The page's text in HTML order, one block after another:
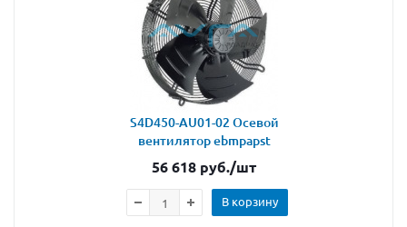
S4D450-AU01-02 Осевой
вентилятор ebmpapst
56 618 руб./шт
В корзину